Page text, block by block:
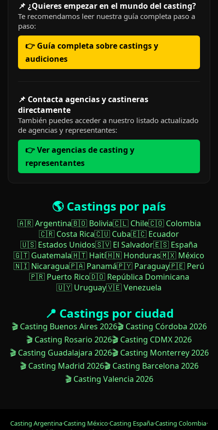
📌 ¿Quieres empezar en el mundo del casting?
Te recomendamos leer nuestra guía completa paso a
paso:
👉 Guía completa sobre castings y
audiciones
📌 Contacta agencias y castineras
directamente
También puedes acceder a nuestro listado actualizado
de agencias y representantes:
👉 Ver agencias de casting y
representantes
🌎 Castings por país
🇦🇷 Argentina🇧🇴 Bolivia🇨🇱 Chile🇨🇴 Colombia
🇨🇷 Costa Rica🇨🇺 Cuba🇪🇨 Ecuador
🇺🇸 Estados Unidos🇸🇻 El Salvador🇪🇸 España
🇬🇹 Guatemala🇭🇹 Haití🇭🇳 Honduras🇲🇽 México
🇳🇮 Nicaragua🇵🇦 Panamá🇵🇾 Paraguay🇵🇪 Perú
🇵🇷 Puerto Rico🇩🇴 República Dominicana
🇺🇾 Uruguay🇻🇪 Venezuela
📍 Castings por ciudad
🎬 Casting Buenos Aires 2026🎬 Casting Córdoba 2026
🎬 Casting Rosario 2026🎬 Casting CDMX 2026
🎬 Casting Guadalajara 2026🎬 Casting Monterrey 2026
🎬 Casting Madrid 2026🎬 Casting Barcelona 2026
🎬 Casting Valencia 2026
Casting Argentina·Casting México·Casting España·Casting Colombia·